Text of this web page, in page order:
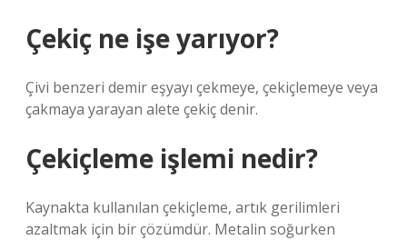
Çekiç ne işe yarıyor?
Çivi benzeri demir eşyayı çekmeye, çekiçlemeye veya
çakmaya yarayan alete çekiç denir.
Çekiçleme işlemi nedir?
Kaynakta kullanılan çekiçleme, artık gerilimleri
azaltmak için bir çözümdür. Metalin soğurken